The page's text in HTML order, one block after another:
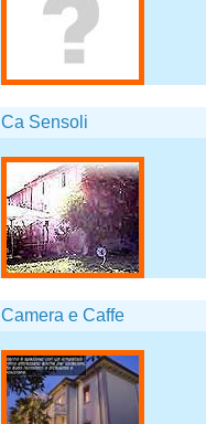
Ca Sensoli
Camera e Caffe